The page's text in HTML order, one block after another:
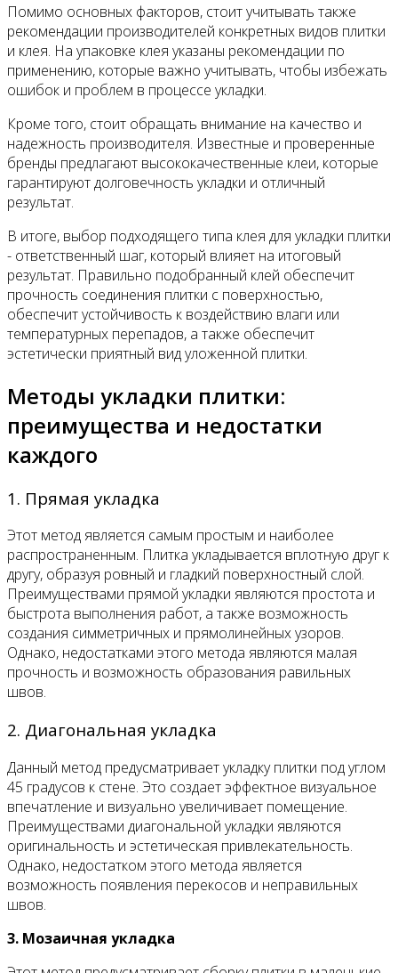
Помимо основных факторов, стоит учитывать также
рекомендации производителей конкретных видов плитки
и клея. На упаковке клея указаны рекомендации по
применению, которые важно учитывать, чтобы избежать
ошибок и проблем в процессе укладки.
Кроме того, стоит обращать внимание на качество и
надежность производителя. Известные и проверенные
бренды предлагают высококачественные клеи, которые
гарантируют долговечность укладки и отличный
результат.
В итоге, выбор подходящего типа клея для укладки плитки
- ответственный шаг, который влияет на итоговый
результат. Правильно подобранный клей обеспечит
прочность соединения плитки с поверхностью,
обеспечит устойчивость к воздействию влаги или
температурных перепадов, а также обеспечит
эстетически приятный вид уложенной плитки.
Методы укладки плитки:
преимущества и недостатки
каждого
1. Прямая укладка
Этот метод является самым простым и наиболее
распространенным. Плитка укладывается вплотную друг к
другу, образуя ровный и гладкий поверхностный слой.
Преимуществами прямой укладки являются простота и
быстрота выполнения работ, а также возможность
создания симметричных и прямолинейных узоров.
Однако, недостатками этого метода являются малая
прочность и возможность образования равильных
швов.
2. Диагональная укладка
Данный метод предусматривает укладку плитки под углом
45 градусов к стене. Это создает эффектное визуальное
впечатление и визуально увеличивает помещение.
Преимуществами диагональной укладки являются
оригинальность и эстетическая привлекательность.
Однако, недостатком этого метода является
возможность появления перекосов и неправильных
швов.
3. Мозаичная укладка